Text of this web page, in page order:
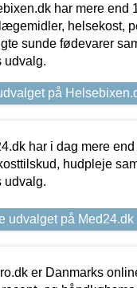
har mere end
helsekost,
sunde fødevarer
udvalg.
på
har i dag mere
hudpleje
udvalg.
udvalget på Med24.dk
er Danmarks